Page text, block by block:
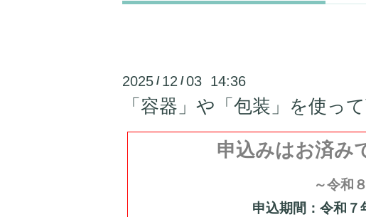
2025 / 12 /03 14:36
「容器」や「包装」を使っ
申込みはお済み
～令和
申込期間：令和７